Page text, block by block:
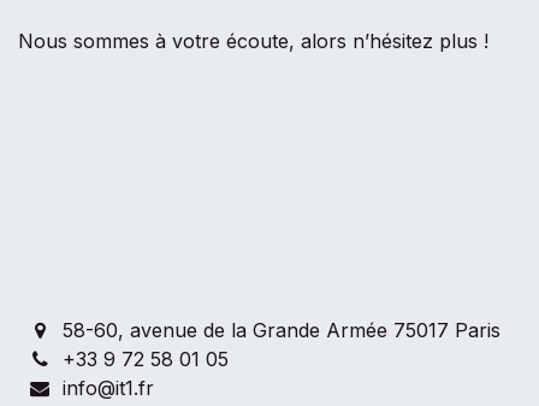
Nous sommes à votre écoute, alors n’hésitez plus !
58-60, avenue de la Grande Armée 75017 Paris
+33 9 72 58 01 05
info@it1.fr